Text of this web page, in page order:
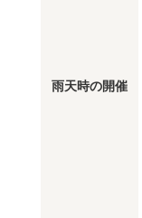
雨天時の開催